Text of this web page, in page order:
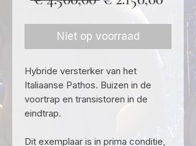
Niet op voorraad
Hybride versterker van het
Italiaanse Pathos. Buizen in de
voortrap en transistoren in de
eindtrap.
Dit exemplaar is in prima conditie,